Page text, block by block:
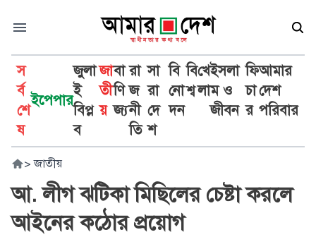
স
র্ব
শে
ষ
ইপেপার
জুলা
ই
বিপ্ল
ব
জা
তী
য়
বা
ণি
জ্য
রা
জ
নী
তি
সা
রা
দে
শ
বি
নো
দন
বি
শ্ব
খে
লা
ইসলা
ম ও
জীবন
ফি
চা
র
আমার
দেশ
পরিবার
> জাতীয়
আ. লীগ ঝটিকা মিছিলের চেষ্টা করলে
আইনের কঠোর প্রয়োগ